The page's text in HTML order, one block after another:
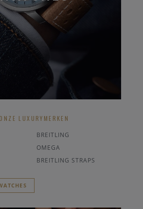
LUXURYMERKEN
BREITLING
OMEGA
BREITLING STRAPS